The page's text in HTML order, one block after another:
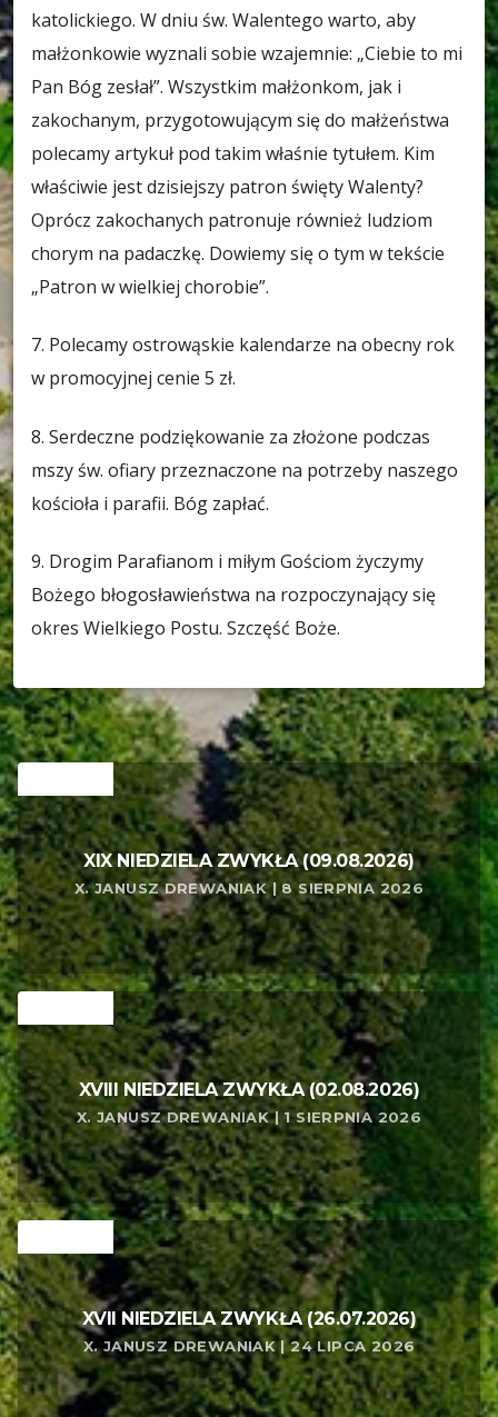
katolickiego. W dniu św. Walentego warto, aby
małżonkowie wyznali sobie wzajemnie: „Ciebie to mi
Pan Bóg zesłał”. Wszystkim małżonkom, jak i
zakochanym, przygotowującym się do małżeństwa
polecamy artykuł pod takim właśnie tytułem. Kim
właściwie jest dzisiejszy patron święty Walenty?
Oprócz zakochanych patronuje również ludziom
chorym na padaczkę. Dowiemy się o tym w tekście
„Patron w wielkiej chorobie”.
7. Polecamy ostrowąskie kalendarze na obecny rok
w promocyjnej cenie 5 zł.
8. Serdeczne podziękowanie za złożone podczas
mszy św. ofiary przeznaczone na potrzeby naszego
kościoła i parafii. Bóg zapłać.
9. Drogim Parafianom i miłym Gościom życzymy
Bożego błogosławieństwa na rozpoczynający się
okres Wielkiego Postu. Szczęść Boże.
XIX NIEDZIELA ZWYKŁA (09.08.2026)
X. JANUSZ DREWANIAK | 8 SIERPNIA 2026
XVIII NIEDZIELA ZWYKŁA (02.08.2026)
X. JANUSZ DREWANIAK | 1 SIERPNIA 2026
XVII NIEDZIELA ZWYKŁA (26.07.2026)
X. JANUSZ DREWANIAK | 24 LIPCA 2026